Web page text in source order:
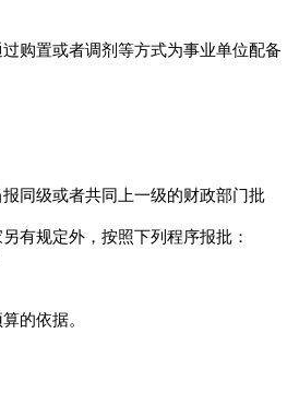
购置或者调剂等方式为事业单位配备
同级或者共同上一级的财政部门批
规定外，按照下列程序报批：
的依据。